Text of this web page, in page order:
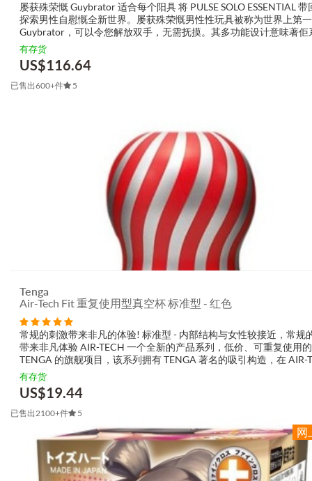
屡获殊荣慨 Guybrator 适合每个阳具 将 PULSE SOLO ESSENTIAL 带
探索男性自慰慨全新世界。屡获殊荣慨男性性玩具被称为世界上第
Guybrator，可以令您解放双手，无需抚摸。其多功能设计意味著佢
有阴茎慨人慨完美玩具。 PULSE SOLO ES...
有存货
US$116.64
已售出600+件 5
Tenga
Air-Tech Fit 重复使用型真空杯 标准型 - 红色
常规的刺激带来非凡的体验! 标准型 - 内部结构与女性较接近，常规
带来非凡体验 AIR-TECH 一个全新的产品系列，低价、可重复使用的
TENGA 的旗舰项目，该系列拥有 TENGA 著名的吸引构造，在 AIR-
系列采用无海绵内部设计，方便清洗和重复使用...
有存货
US$19.44
已售出2100+件 5